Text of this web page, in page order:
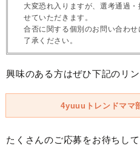
大変恐れ入りますが、選考通過
せていただきます。
合否に関する個別のお問い合わ
了承ください。
興味のある方はぜひ下記のリ
4yuuuトレンドママ
たくさんのご応募をお待ちして